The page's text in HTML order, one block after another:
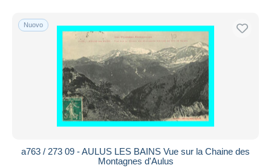
Nuovo
a763 / 273 09 - AULUS LES BAINS Vue sur la Chaine des
Montagnes d'Aulus